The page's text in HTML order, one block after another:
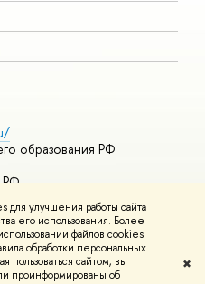
улучшения работы сайта
его использования. Более
файлов cookies
обработки персональных
пользоваться сайтом, вы
проинформированы об
✖
образования РФ
РФ
контактыУсловия